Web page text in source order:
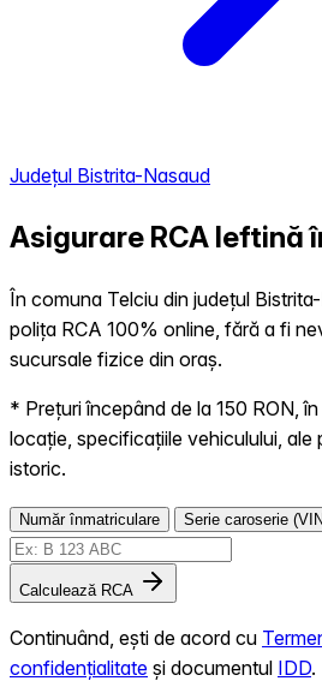
Județul Bistrita-Nasaud
Asigurare RCA Ieftină
În comuna Telciu din județul
polița RCA 100% online, fără a fi
sucursale fizice din oraș.
* Prețuri începând de la 150 RON,
locație, specificațiile vehiculului, ale
istoric.
Număr înmatriculare Serie caroserie
Calculează RCA
Continuând, ești de acord cu
confidențialitate și documentul IDD.